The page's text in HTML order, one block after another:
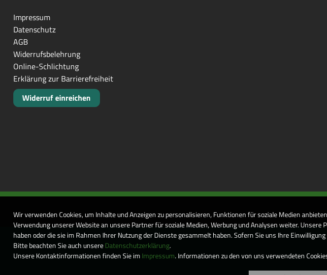
Impressum
Datenschutz
AGB
Widerrufsbelehrung
Online-Schlichtung
Erklärung zur Barrierefreiheit
Widerruf einreichen
Wir verwenden Cookies, um Inhalte und Anzeigen zu personalisieren, Funktionen für soziale Medien
Verwendung unserer Website an unsere Partner für soziale Medien, Werbung und Analysen weiter.
haben oder die sie im Rahmen Ihrer Nutzung der Dienste gesammelt haben. Sofern Sie uns Ihre
Bitte beachten Sie auch unsereDatenschutzerklärung.
Unsere Kontaktinformationen finden Sie im Impressum. Informationen zu den von uns verwendeten